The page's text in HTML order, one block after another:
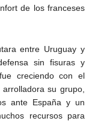
de los franceses
entre Uruguay y
sin fisuras y
creciendo con el
su grupo,
ante España y un
recursos para